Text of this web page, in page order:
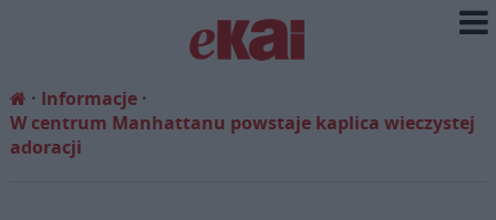
Informacje
W centrum Manhattanu powstaje kaplica wieczystej
adoracji